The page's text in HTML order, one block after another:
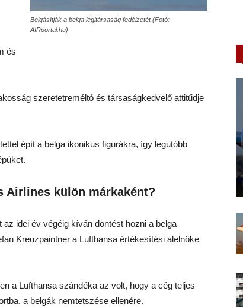
Belgásítják a belga légitársaság fedélzetét (Fotó:
AIRportal.hu)
és
szeretetreméltó és társaságkedvelő attitűdje
épít a belga ikonikus figurákra, így legutóbb
Airlines külön márkaként?
idei év végéig kíván döntést hozni a belga
Kreuzpaintner a Lufthansa értékesítési alelnöke
a Lufthansa szándéka az volt, hogy a cég teljes
a belgák nemtetszése ellenére.